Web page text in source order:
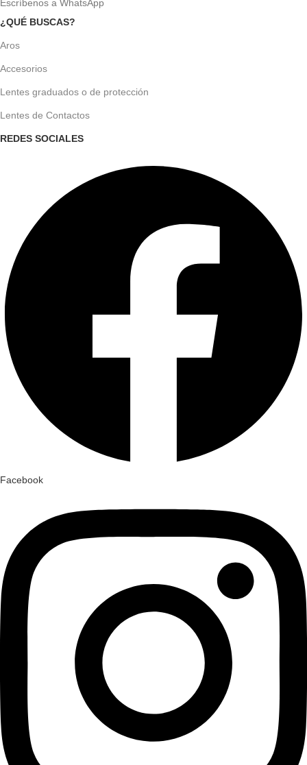
Escríbenos a WhatsApp
¿QUÉ BUSCAS?
Aros
Accesorios
Lentes graduados o de protección
Lentes de Contactos
REDES SOCIALES
Facebook